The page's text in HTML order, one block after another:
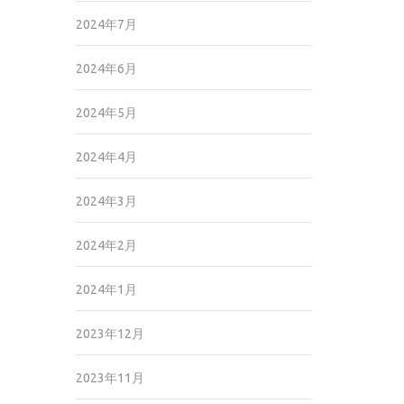
2024年7月
2024年6月
2024年5月
2024年4月
2024年3月
2024年2月
2024年1月
2023年12月
2023年11月